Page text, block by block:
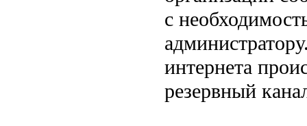
с
интернета
резервный